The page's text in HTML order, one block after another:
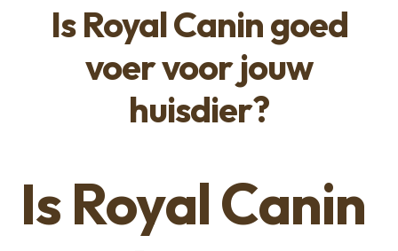
Is Royal Canin goed
voer voor jouw
huisdier?
Is Royal Canin